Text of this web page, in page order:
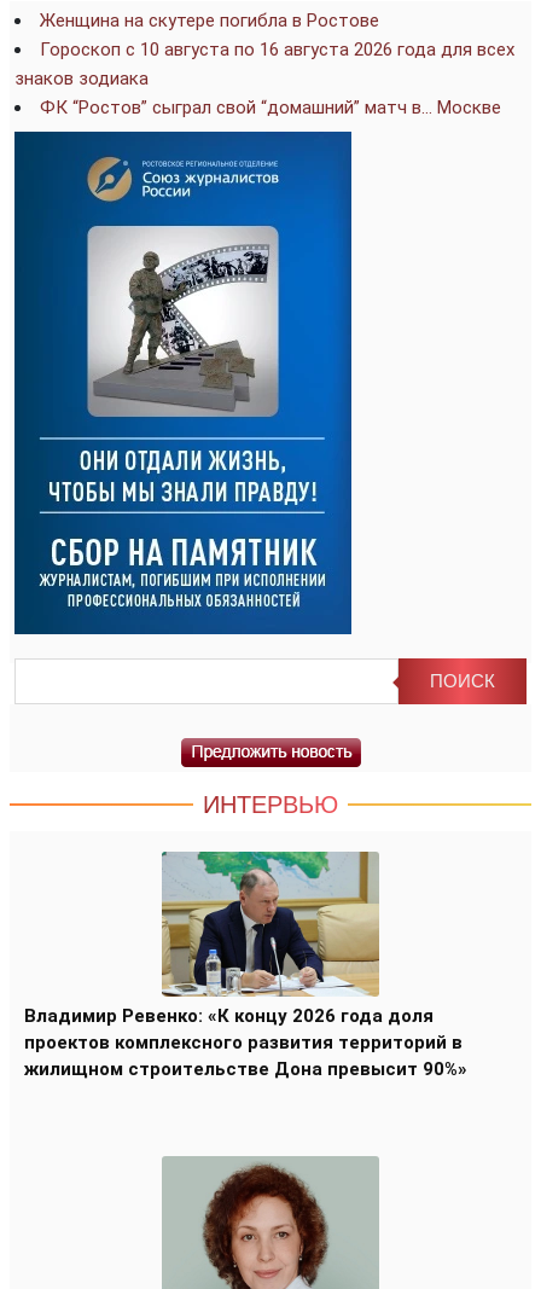
Женщина на скутере погибла в Ростове
Гороскоп с 10 августа по 16 августа 2026 года для всех
знаков зодиака
ФК “Ростов” сыграл свой “домашний” матч в… Москве
ИНТЕРВЬЮ
Владимир Ревенко: «К концу 2026 года доля
проектов комплексного развития территорий в
жилищном строительстве Дона превысит 90%»